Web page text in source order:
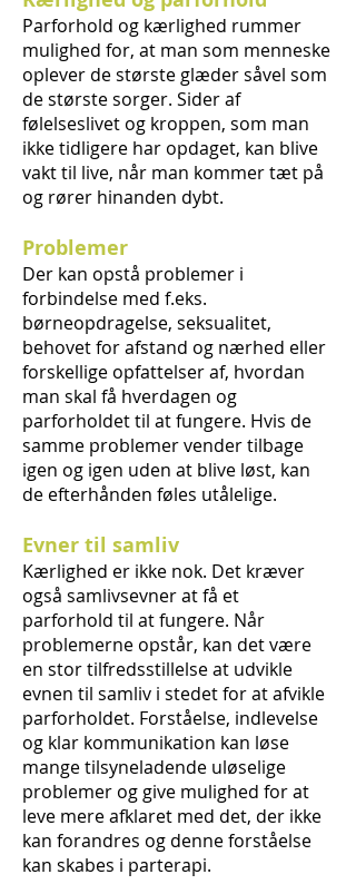
Parforhold og kærlighed rummer
mulighed for, at man som menneske
oplever de største glæder såvel som
de største sorger. Sider af
følelseslivet og kroppen, som man
ikke tidligere har opdaget, kan blive
vakt til live, når man kommer tæt på
og rører hinanden dybt.
Problemer
Der kan opstå problemer i
forbindelse med f.eks.
børneopdragelse, seksualitet,
behovet for afstand og nærhed eller
forskellige opfattelser af, hvordan
man skal få hverdagen og
parforholdet til at fungere. Hvis de
samme problemer vender tilbage
igen og igen uden at blive løst, kan
de efterhånden føles utålelige.
Evner til samliv
Kærlighed er ikke nok. Det kræver
også samlivsevner at få et
parforhold til at fungere. Når
problemerne opstår, kan det være
en stor tilfredsstillelse at udvikle
evnen til samliv i stedet for at afvikle
parforholdet. Forståelse, indlevelse
og klar kommunikation kan løse
mange tilsyneladende uløselige
problemer og give mulighed for at
leve mere afklaret med det, der ikke
kan forandres og denne forståelse
kan skabes i parterapi.